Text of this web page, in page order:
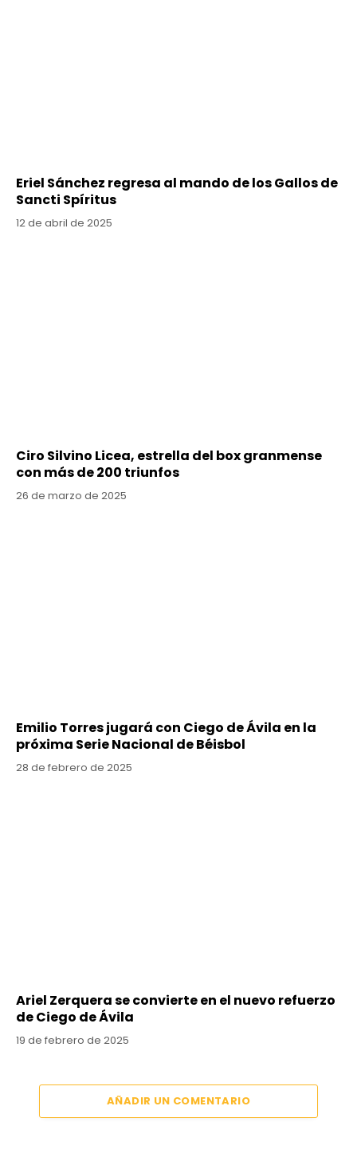
Eriel Sánchez regresa al mando de los Gallos de
Sancti Spíritus
12 de abril de 2025
Ciro Silvino Licea, estrella del box granmense
con más de 200 triunfos
26 de marzo de 2025
Emilio Torres jugará con Ciego de Ávila en la
próxima Serie Nacional de Béisbol
28 de febrero de 2025
Ariel Zerquera se convierte en el nuevo refuerzo
de Ciego de Ávila
19 de febrero de 2025
AÑADIR UN COMENTARIO